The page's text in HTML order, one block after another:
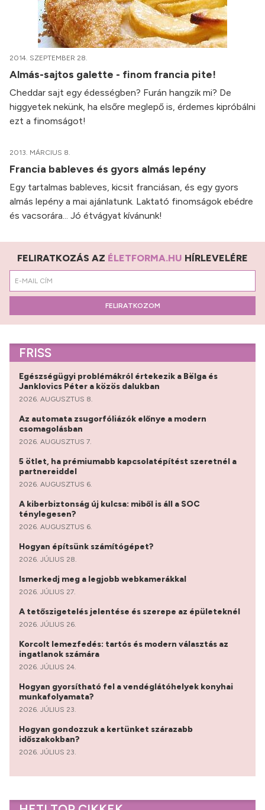
2014. SZEPTEMBER 28.
Almás-sajtos galette - finom francia pite!
Cheddar sajt egy édességben? Furán hangzik mi? De
higgyetek nekünk, ha elsőre meglepő is, érdemes kipróbálni
ezt a finomságot!
2013. MÁRCIUS 8.
Francia bableves és gyors almás lepény
Egy tartalmas bableves, kicsit franciásan, és egy gyors
almás lepény a mai ajánlatunk. Laktató finomságok ebédre
és vacsorára... Jó étvágyat kívánunk!
FELIRATKOZÁS AZ ÉLETFORMA.HU HÍRLEVELÉRE
FELIRATKOZOM
FRISS
Egészségügyi problémákról értekezik a Bëlga és
Janklovics Péter a közös dalukban
2026. AUGUSZTUS 8.
Az automata zsugorfóliázók előnye a modern
csomagolásban
2026. AUGUSZTUS 7.
5 ötlet, ha prémiumabb kapcsolatépítést szeretnél a
partnereiddel
2026. AUGUSZTUS 6.
A kiberbiztonság új kulcsa: miből is áll a SOC
ténylegesen?
2026. AUGUSZTUS 6.
Hogyan építsünk számítógépet?
2026. JÚLIUS 28.
Ismerkedj meg a legjobb webkamerákkal
2026. JÚLIUS 27.
A tetőszigetelés jelentése és szerepe az épületeknél
2026. JÚLIUS 26.
Korcolt lemezfedés: tartós és modern választás az
ingatlanok számára
2026. JÚLIUS 24.
Hogyan gyorsítható fel a vendéglátóhelyek konyhai
munkafolyamata?
2026. JÚLIUS 23.
Hogyan gondozzuk a kertünket szárazabb
időszakokban?
2026. JÚLIUS 23.